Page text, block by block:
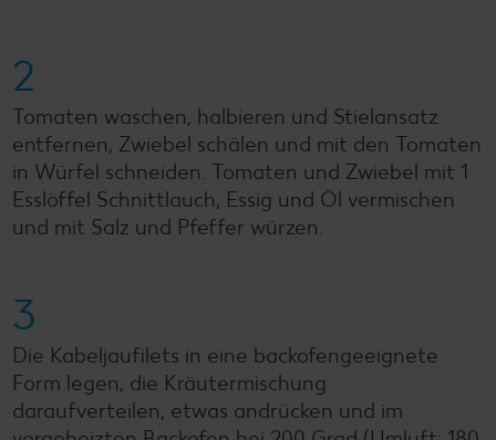
2
Tomaten waschen, halbieren und Stielansatz
entfernen, Zwiebel schälen und mit den Tomaten
in Würfel schneiden. Tomaten und Zwiebel mit 1
Esslöffel Schnittlauch, Essig und Öl vermischen
und mit Salz und Pfeffer würzen.
3
Die Kabeljaufilets in eine backofengeeignete
Form legen, die Kräutermischung
daraufverteilen, etwas andrücken und im